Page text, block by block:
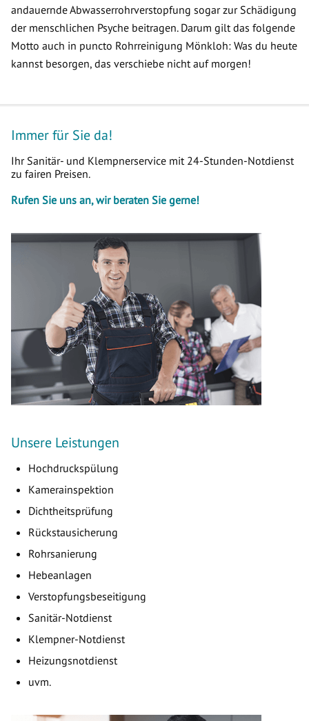
andauernde Abwasserrohrverstopfung sogar zur Schädigung
der menschlichen Psyche beitragen. Darum gilt das folgende
Motto auch in puncto Rohrreinigung Mönkloh: Was du heute
kannst besorgen, das verschiebe nicht auf morgen!
Immer für Sie da!
Ihr Sanitär- und Klempnerservice mit 24-Stunden-Notdienst
zu fairen Preisen.
Rufen Sie uns an, wir beraten Sie gerne!
Unsere Leistungen
Hochdruckspülung
Kamerainspektion
Dichtheitsprüfung
Rückstausicherung
Rohrsanierung
Hebeanlagen
Verstopfungsbeseitigung
Sanitär-Notdienst
Klempner-Notdienst
Heizungsnotdienst
uvm.